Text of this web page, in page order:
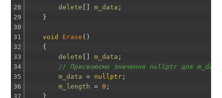
28
29
30
31
32
33
34
35
36
37
delete
m_data ;
}
void Erase ( )
{
delete
m_data ;
// Присвоюємо значення nullptr для
m_data
= nullptr ;
m_length
= 0 ;
}